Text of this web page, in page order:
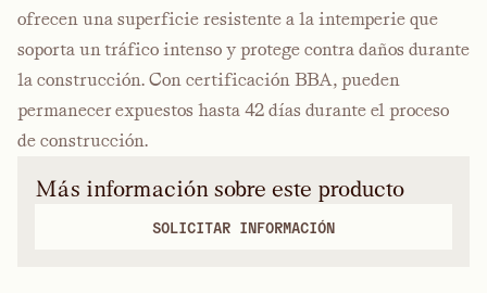
ofrecen una superficie resistente a la intemperie que
soporta un tráfico intenso y protege contra daños durante
la construcción. Con certificación BBA, pueden
permanecer expuestos hasta 42 días durante el proceso
de construcción.
Más información sobre este producto
SOLICITAR INFORMACIÓN